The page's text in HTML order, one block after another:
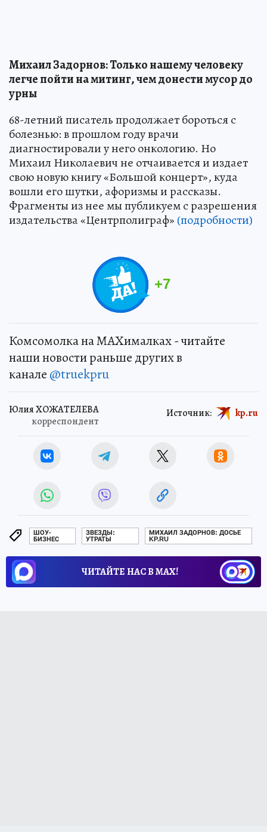
Михаил Задорнов: Только нашему человеку
легче пойти на митинг, чем донести мусор до
урны
68-летний писатель продолжает бороться с
болезнью: в прошлом году врачи
диагностировали у него онкологию. Но
Михаил Николаевич не отчаивается и издает
свою новую книгу «Большой концерт», куда
вошли его шутки, афоризмы и рассказы.
Фрагменты из нее мы публикуем с разрешения
издательства «Центрполиграф» (подробности)
+7
Комсомолка на MAXималках - читайте
наши новости раньше других в
канале @truekpru
Юлия ХОЖАТЕЛЕВА
корреспондент
Источник: kp.ru
ШОУ-
БИЗНЕС
ЗВЕЗДЫ:
УТРАТЫ
МИХАИЛ ЗАДОРНОВ: ДОСЬЕ
KP.RU
ЧИТАЙТЕ НАС В МАХ!